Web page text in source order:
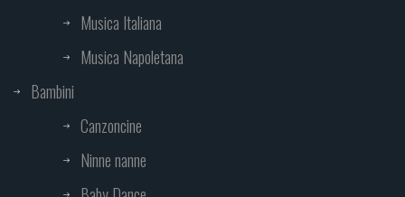
Musica Italiana
Musica Napoletana
Bambini
Canzoncine
Ninne nanne